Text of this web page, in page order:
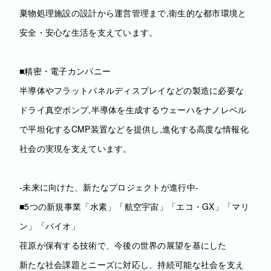
棄物処理施設の設計から運営管理まで,衛生的な都市環境と
安全・安心な生活を支えています。
■精密・電子カンパニー
半導体やフラットパネルディスプレイなどの製造に必要な
ドライ真空ポンプ,半導体を生成するウェーハをナノレベル
で平坦化するCMP装置などを提供し,進化する高度な情報化
社会の実現を支えています。
‐未来に向けた、新たなプロジェクトが進行中‐
■5つの新規事業「水素」「航空宇宙」「エコ・GX」「マリ
ン」「バイオ」
荏原が保有する技術で、今後の世界の展望を基にした
新たな社会課題とニーズに対応し、持続可能な社会を支え